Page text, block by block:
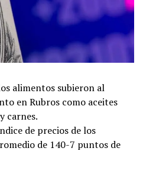
alimentos subieron al
en Rubros como aceites
carnes.
de precios de los
de 140-7 puntos de